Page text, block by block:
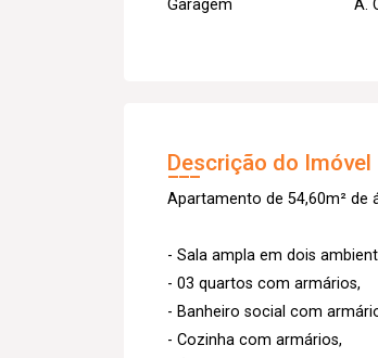
Garagem A.
Descrição do Imóvel
Apartamento de 54,60m² de
- Sala ampla em dois
- 03 quartos com armários,
- Banheiro social com
- Cozinha com armários,